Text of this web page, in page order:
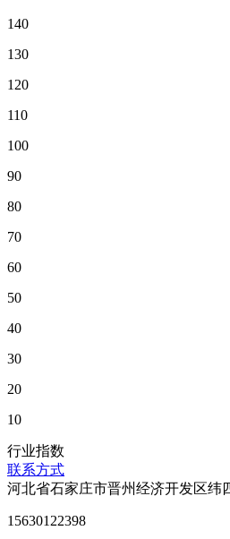
140
130
120
110
100
90
80
70
60
50
40
30
20
10
行业指数
联系方式
河北省石家庄市晋州经济开发区纬
15630122398